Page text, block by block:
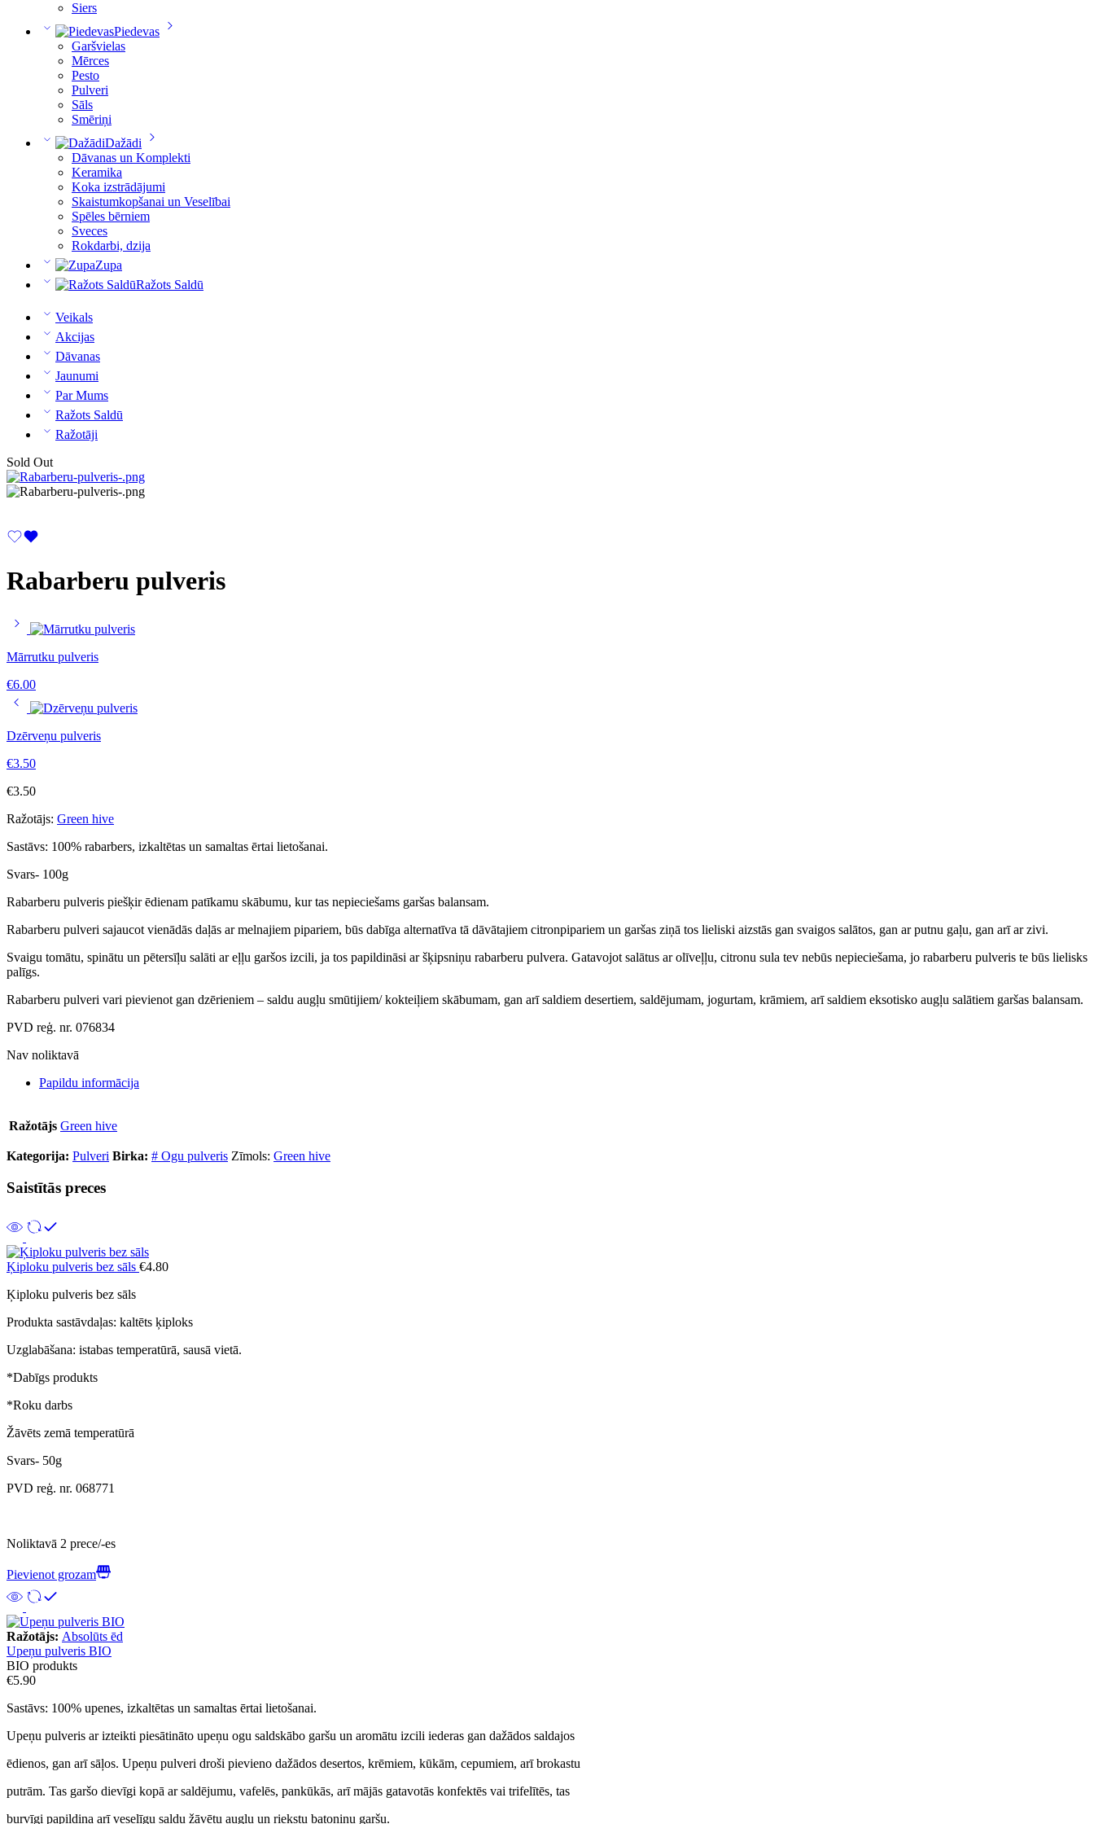
Siers
Piedevas
Garšvielas
Mērces
Pesto
Pulveri
Sāls
Smēriņi
Dažādi
Dāvanas un Komplekti
Keramika
Koka izstrādājumi
Skaistumkopšanai un Veselībai
Spēles bērniem
Sveces
Rokdarbi, dzija
Zupa
Ražots Saldū
Veikals
Akcijas
Dāvanas
Jaunumi
Par Mums
Ražots Saldū
Ražotāji
Sold Out
Rabarberu pulveris
Mārrutku pulveris
€6.00
Dzērveņu pulveris
€3.50
€3.50
Ražotājs: Green hive
Sastāvs: 100% rabarbers, izkaltētas un samaltas ērtai lietošanai.
Svars- 100g
Rabarberu pulveris piešķir ēdienam patīkamu skābumu, kur tas nepieciešams garšas balansam.
Rabarberu pulveri sajaucot vienādās daļās ar melnajiem pipariem, būs dabīga alternatīva tā dāvātajiem citronpipariem un garšas ziņā tos lieliski aizstās gan svaigos salātos, gan ar putnu gaļu, gan arī ar zivi.
Svaigu tomātu, spinātu un pētersīļu salāti ar eļļu garšos izcili, ja tos papildināsi ar šķipsniņu rabarberu pulvera. Gatavojot salātus ar olīveļļu, citronu sula tev nebūs nepieciešama, jo rabarberu pulveris te būs lielisks
palīgs.
Rabarberu pulveri vari pievienot gan dzērieniem – saldu augļu smūtijiem/ kokteiļiem skābumam, gan arī saldiem desertiem, saldējumam, jogurtam, krāmiem, arī saldiem eksotisko augļu salātiem garšas balansam.
PVD reģ. nr. 076834
Nav noliktavā
Papildu informācija
Ražotājs Green hive
Kategorija: Pulveri Birka: # Ogu pulveris Zīmols: Green hive
Saistītās preces
Ķiploku pulveris bez sāls €4.80
Ķiploku pulveris bez sāls
Produkta sastāvdaļas: kaltēts ķiploks
Uzglabāšana: istabas temperatūrā, sausā vietā.
*Dabīgs produkts
*Roku darbs
Žāvēts zemā temperatūrā
Svars- 50g
PVD reģ. nr. 068771
Noliktavā 2 prece/-es
Pievienot grozam
Ražotājs: Absolūts ēd
Upeņu pulveris BIO
BIO produkts
€5.90
Sastāvs: 100% upenes, izkaltētas un samaltas ērtai lietošanai.
Upeņu pulveris ar izteikti piesātināto upeņu ogu saldskābo garšu un aromātu izcili iederas gan dažādos saldajos
ēdienos, gan arī sāļos. Upeņu pulveri droši pievieno dažādos desertos, krēmiem, kūkām, cepumiem, arī brokastu
putrām. Tas garšo dievīgi kopā ar saldējumu, vafelēs, pankūkās, arī mājās gatavotās konfektēs vai trifelītēs, tas
burvīgi papildina arī veselīgu saldu žāvētu augļu un riekstu batoniņu garšu.